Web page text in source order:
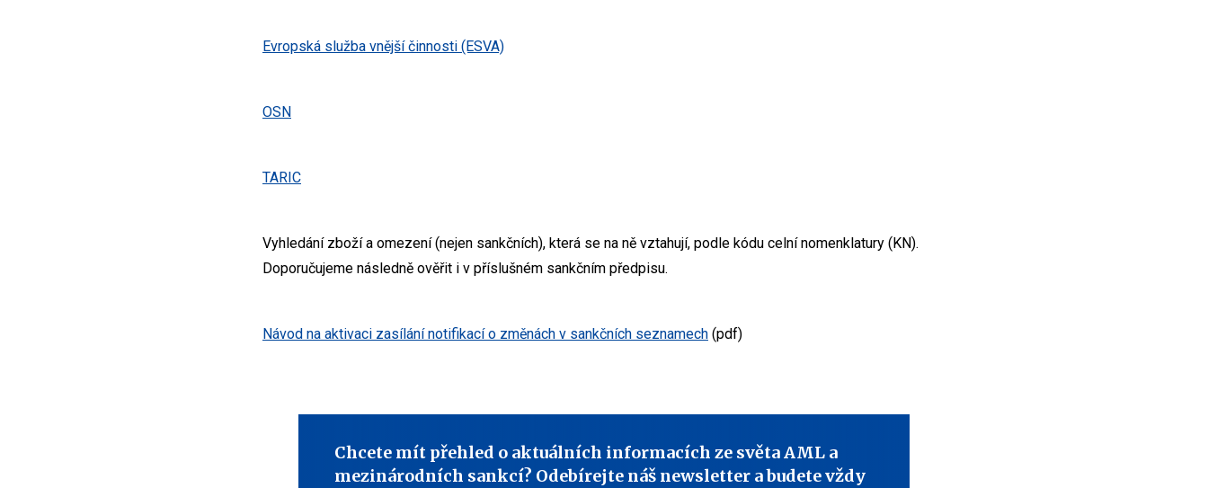
Evropská služba vnější činnosti (ESVA)
OSN
TARIC
Vyhledání zboží a omezení (nejen sankčních), která se na ně vztahují, podle kódu celní nomenklatury (KN).
Doporučujeme následně ověřit i v příslušném sankčním předpisu.
Návod na aktivaci zasílání notifikací o změnách v sankčních seznamech (pdf)
Chcete mít přehled o aktuálních informacích ze světa AML a
mezinárodních sankcí? Odebírejte náš newsletter a budete vždy